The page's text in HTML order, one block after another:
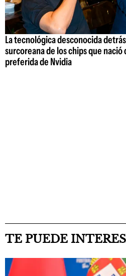
La tecnológica desconocida
surcoreana de los chips que nació
preferida de Nvidia
TE PUEDE